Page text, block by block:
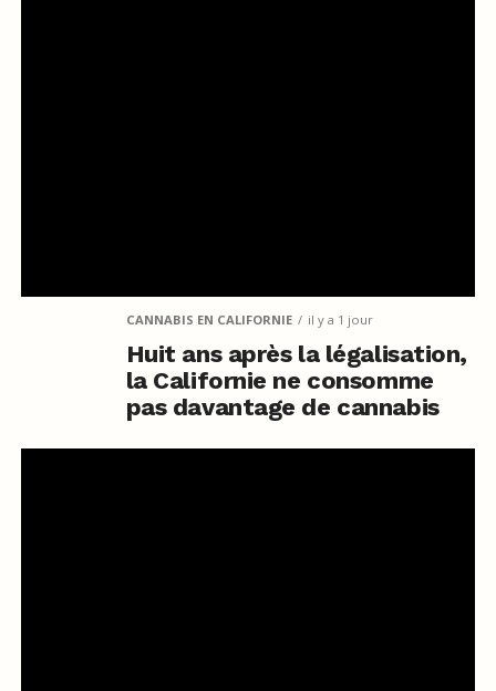
CANNABIS EN CALIFORNIE il y a 1 jour
Huit ans après la légalisation,
la Californie ne consomme
pas davantage de cannabis